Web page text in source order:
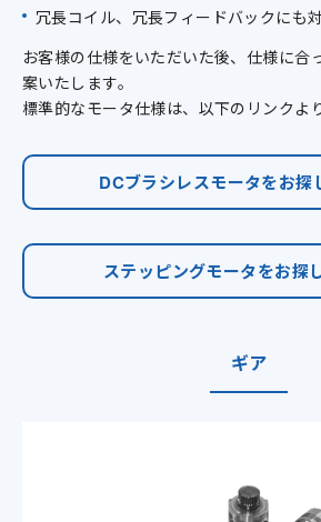
冗長コイル、冗長フィードバックにも
お客様の仕様をいただいた後、仕様に合
案いたします。
標準的なモータ仕様は、以下のリンクよ
DCブラシレスモータをお探
ステッピングモータをお探
ギア